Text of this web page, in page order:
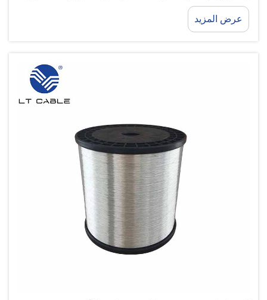
عند الانحناء مقارنةً بالنحاس النقي. ويتميز سلك الفولاذ
سيناريوهات التثبيت الصعبة بسبب طريقة تصنيعه...
عرض المزيد